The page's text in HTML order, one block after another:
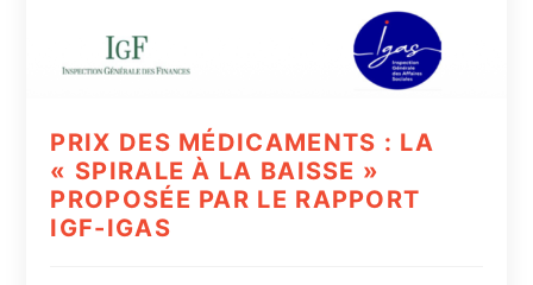
PRIX DES MÉDICAMENTS : LA
« SPIRALE À LA BAISSE »
PROPOSÉE PAR LE RAPPORT
IGF-IGAS